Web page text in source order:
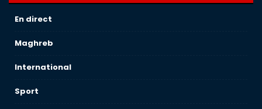
En direct
Maghreb
International
Sport